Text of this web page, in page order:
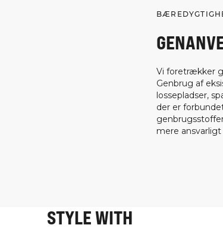
Vi foretrækker
Genbrug af
lossepladser,
der er
mere
STYLE WITH